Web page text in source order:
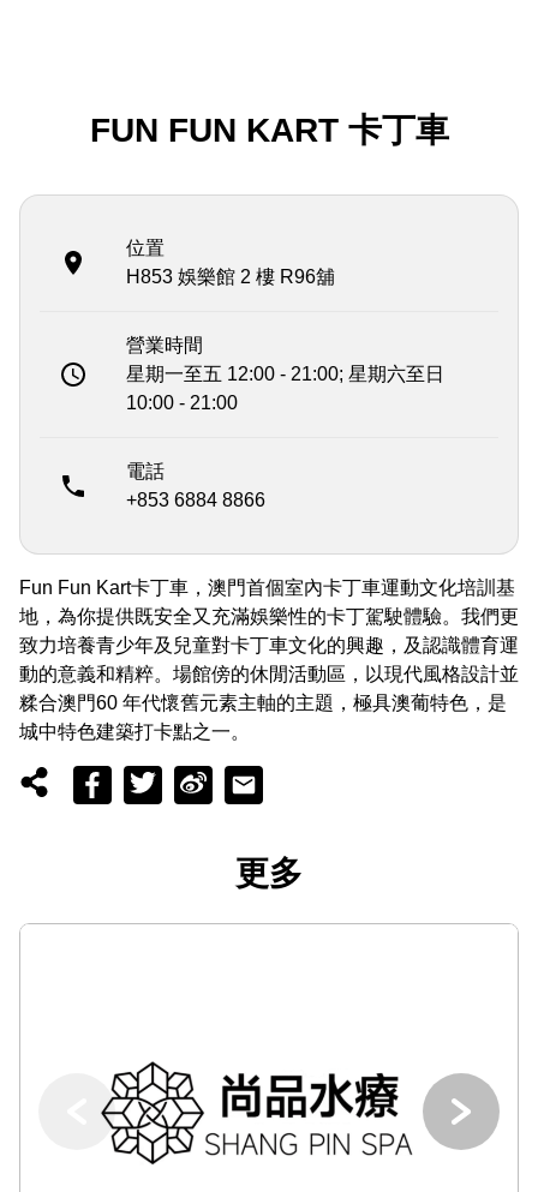
FUN FUN KART 卡丁車
位置
H853 娛樂館 2 樓 R96舖
營業時間
星期一至五 12:00 - 21:00; 星期六至日
10:00 - 21:00
電話
+853 6884 8866
Fun Fun Kart卡丁車，澳門首個室內卡丁車運動文化培訓基
地，為你提供既安全又充滿娛樂性的卡丁駕駛體驗。我們更
致力培養青少年及兒童對卡丁車文化的興趣，及認識體育運
動的意義和精粹。場館傍的休閒活動區，以現代風格設計並
糅合澳門60 年代懷舊元素主軸的主題，極具澳葡特色，是
城中特色建築打卡點之一。
更多